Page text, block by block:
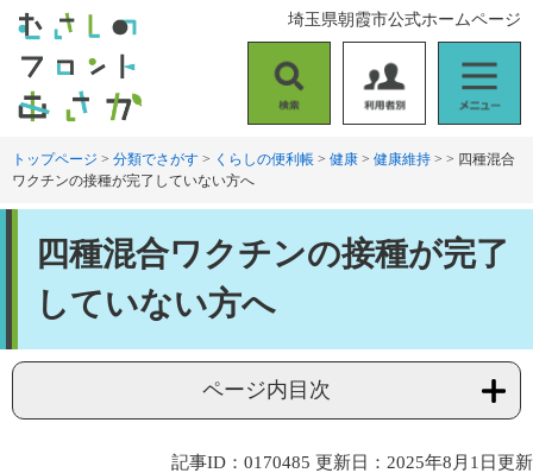
。
て
索
用
者
ニ
ュ
埼玉県朝霞市公式ホームページ
トップページ > 分類でさがす > くらしの便利帳 > 健康 > 健康維持 > > 四種混合
ワクチンの接種が完了していない方へ
四種混合ワクチンの接種が完了
していない方へ
ページ内目次
記事ID：0170485 更新日：2025年8月1日更新